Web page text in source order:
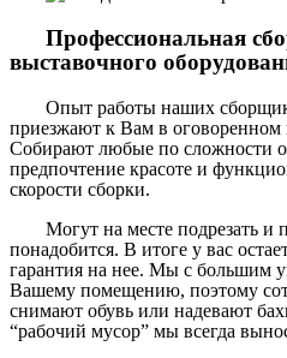
Профессиональная
выставочного
Опыт работы наших
приезжают к Вам в оговоренном
Собирают любые по сложности
предпочтение красоте и
скорости сборки.
Могут на месте подрезать и
понадобится. В итоге у вас
гарантия на нее. Мы с большим
Вашему помещению, поэтому
снимают обувь или надевают
“рабочий мусор” мы всегда